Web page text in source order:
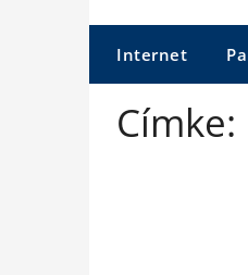
Internet
Címke: